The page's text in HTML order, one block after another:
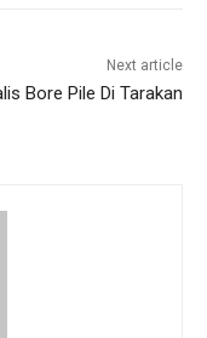
Next article
Bore Pile Di Tarakan